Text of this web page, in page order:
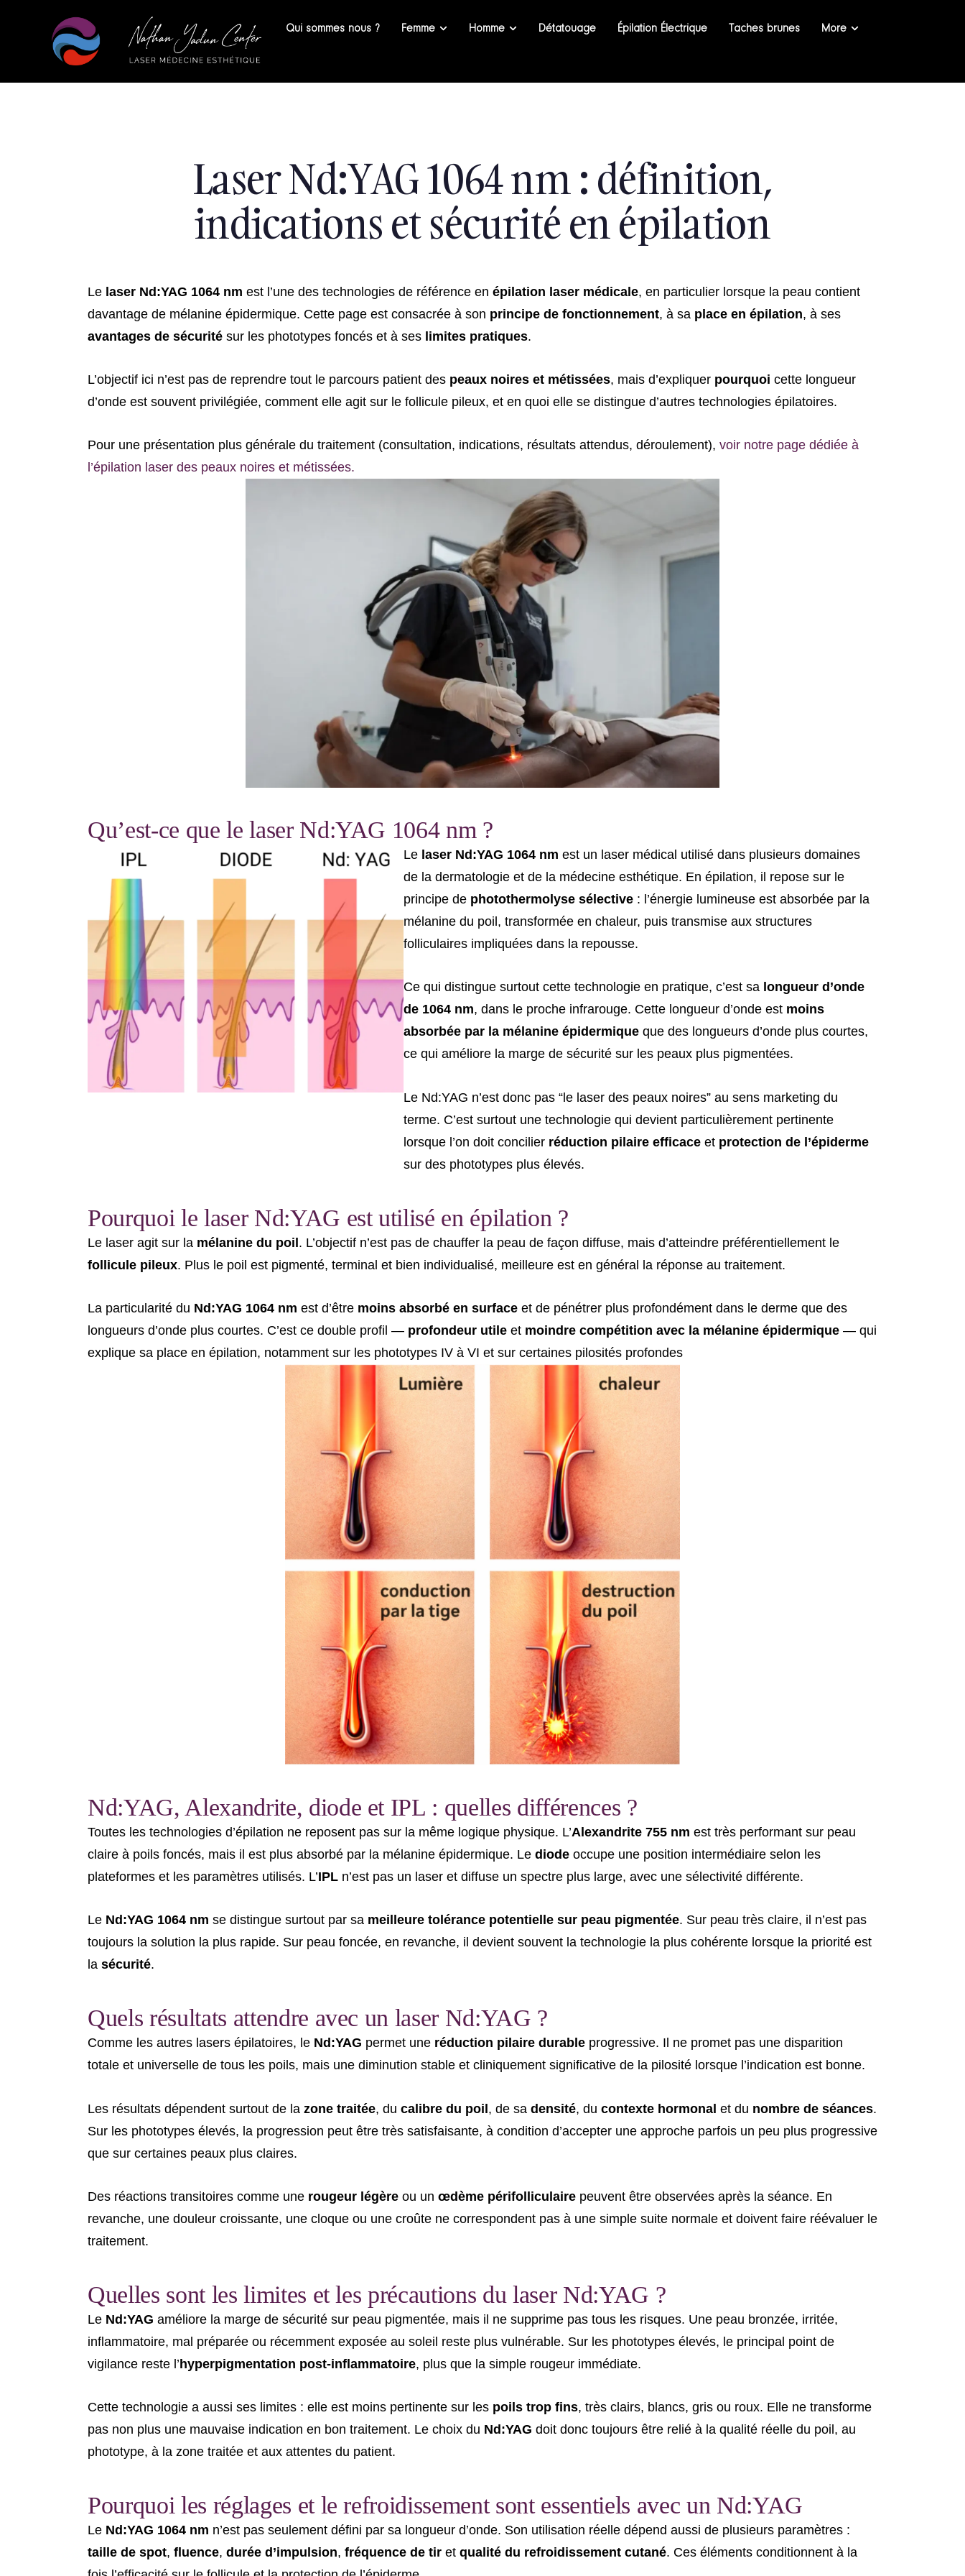
Qui sommes nous ? Femme Homme Détatouage Épilation Électrique Taches brunes More
Laser Nd:YAG 1064 nm : définition,
indications et sécurité en épilation
Le laser Nd:YAG 1064 nm est l’une des technologies de référence en épilation laser médicale, en particulier lorsque la peau contient
davantage de mélanine épidermique. Cette page est consacrée à son principe de fonctionnement, à sa place en épilation, à ses
avantages de sécurité sur les phototypes foncés et à ses limites pratiques.
L’objectif ici n’est pas de reprendre tout le parcours patient des peaux noires et métissées, mais d’expliquer pourquoi cette longueur
d’onde est souvent privilégiée, comment elle agit sur le follicule pileux, et en quoi elle se distingue d’autres technologies épilatoires.
Pour une présentation plus générale du traitement (consultation, indications, résultats attendus, déroulement), voir notre page dédiée à
l’épilation laser des peaux noires et métissées.
Qu’est-ce que le laser Nd:YAG 1064 nm ?
Le laser Nd:YAG 1064 nm est un laser médical utilisé dans plusieurs domaines
de la dermatologie et de la médecine esthétique. En épilation, il repose sur le
principe de photothermolyse sélective : l’énergie lumineuse est absorbée par la
mélanine du poil, transformée en chaleur, puis transmise aux structures
folliculaires impliquées dans la repousse.
Ce qui distingue surtout cette technologie en pratique, c’est sa longueur d’onde
de 1064 nm, dans le proche infrarouge. Cette longueur d’onde est moins
absorbée par la mélanine épidermique que des longueurs d’onde plus courtes,
ce qui améliore la marge de sécurité sur les peaux plus pigmentées.
Le Nd:YAG n’est donc pas “le laser des peaux noires” au sens marketing du
terme. C’est surtout une technologie qui devient particulièrement pertinente
lorsque l’on doit concilier réduction pilaire efficace et protection de l’épiderme
sur des phototypes plus élevés.
Pourquoi le laser Nd:YAG est utilisé en épilation ?
Le laser agit sur la mélanine du poil. L’objectif n’est pas de chauffer la peau de façon diffuse, mais d’atteindre préférentiellement le
follicule pileux. Plus le poil est pigmenté, terminal et bien individualisé, meilleure est en général la réponse au traitement.
La particularité du Nd:YAG 1064 nm est d’être moins absorbé en surface et de pénétrer plus profondément dans le derme que des
longueurs d’onde plus courtes. C’est ce double profil — profondeur utile et moindre compétition avec la mélanine épidermique — qui
explique sa place en épilation, notamment sur les phototypes IV à VI et sur certaines pilosités profondes
Nd:YAG, Alexandrite, diode et IPL : quelles différences ?
Toutes les technologies d’épilation ne reposent pas sur la même logique physique. L’Alexandrite 755 nm est très performant sur peau
claire à poils foncés, mais il est plus absorbé par la mélanine épidermique. Le diode occupe une position intermédiaire selon les
plateformes et les paramètres utilisés. L’IPL n’est pas un laser et diffuse un spectre plus large, avec une sélectivité différente.
Le Nd:YAG 1064 nm se distingue surtout par sa meilleure tolérance potentielle sur peau pigmentée. Sur peau très claire, il n’est pas
toujours la solution la plus rapide. Sur peau foncée, en revanche, il devient souvent la technologie la plus cohérente lorsque la priorité est
la sécurité.
Quels résultats attendre avec un laser Nd:YAG ?
Comme les autres lasers épilatoires, le Nd:YAG permet une réduction pilaire durable progressive. Il ne promet pas une disparition
totale et universelle de tous les poils, mais une diminution stable et cliniquement significative de la pilosité lorsque l’indication est bonne.
Les résultats dépendent surtout de la zone traitée, du calibre du poil, de sa densité, du contexte hormonal et du nombre de séances.
Sur les phototypes élevés, la progression peut être très satisfaisante, à condition d’accepter une approche parfois un peu plus progressive
que sur certaines peaux plus claires.
Des réactions transitoires comme une rougeur légère ou un œdème périfolliculaire peuvent être observées après la séance. En
revanche, une douleur croissante, une cloque ou une croûte ne correspondent pas à une simple suite normale et doivent faire réévaluer le
traitement.
Quelles sont les limites et les précautions du laser Nd:YAG ?
Le Nd:YAG améliore la marge de sécurité sur peau pigmentée, mais il ne supprime pas tous les risques. Une peau bronzée, irritée,
inflammatoire, mal préparée ou récemment exposée au soleil reste plus vulnérable. Sur les phototypes élevés, le principal point de
vigilance reste l’hyperpigmentation post-inflammatoire, plus que la simple rougeur immédiate.
Cette technologie a aussi ses limites : elle est moins pertinente sur les poils trop fins, très clairs, blancs, gris ou roux. Elle ne transforme
pas non plus une mauvaise indication en bon traitement. Le choix du Nd:YAG doit donc toujours être relié à la qualité réelle du poil, au
phototype, à la zone traitée et aux attentes du patient.
Pourquoi les réglages et le refroidissement sont essentiels avec un Nd:YAG
Le Nd:YAG 1064 nm n’est pas seulement défini par sa longueur d’onde. Son utilisation réelle dépend aussi de plusieurs paramètres :
taille de spot, fluence, durée d’impulsion, fréquence de tir et qualité du refroidissement cutané. Ces éléments conditionnent à la